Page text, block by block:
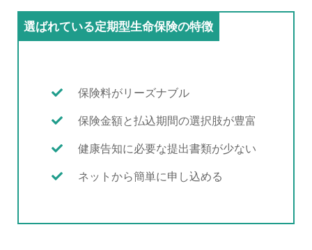
選ばれている定期型生命保険の特徴
保険料がリーズナブル
保険金額と払込期間の選択肢が豊富
健康告知に必要な提出書類が少ない
ネットから簡単に申し込める